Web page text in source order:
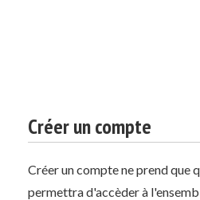
Créer un compte
Créer un compte ne prend que
permettra d'accèder à